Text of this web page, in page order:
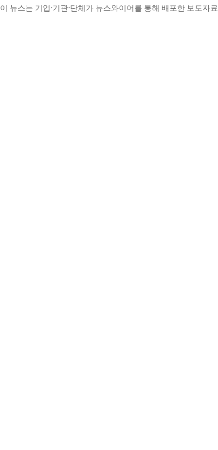
이 뉴스는 기업·기관·단체가 뉴스와이어를 통해 배포한 보도자